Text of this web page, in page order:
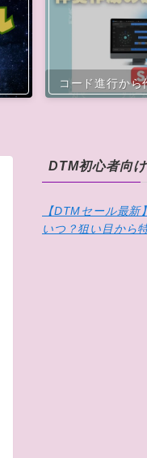
コード進行か
DTM初心者向け
【DTMセール最
いつ？狙い目から